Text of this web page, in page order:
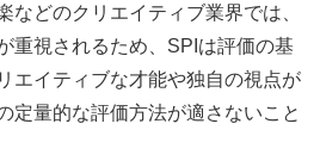
などのクリエイティブ業界では、
重視されるため、SPIは評価の基
エイティブな才能や独自の視点が
定量的な評価方法が適さないこと